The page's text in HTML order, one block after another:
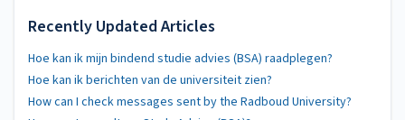
Recently Updated Articles
Hoe kan ik mijn bindend studie advies (BSA) raadplegen?
Hoe kan ik berichten van de universiteit zien?
How can I check messages sent by the Radboud University?